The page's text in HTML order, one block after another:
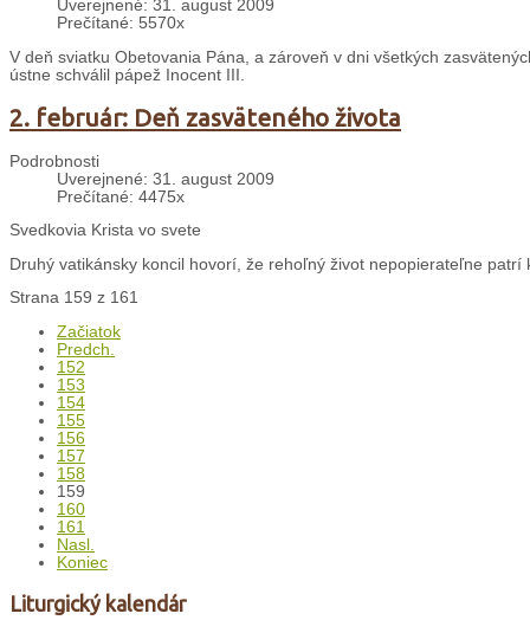
Uverejnené: 31. august 2009
Prečítané: 5570x
V deň sviatku Obetovania Pána, a zároveň v dni všetkých
ústne schválil pápež Inocent III.
2. február: Deň zasväteného života
Podrobnosti
Uverejnené: 31. august 2009
Prečítané: 4475x
Svedkovia Krista vo svete
Druhý vatikánsky koncil hovorí, že rehoľný život nepopierateľne patrí
Strana 159 z 161
Začiatok
Predch.
152
153
154
155
156
157
158
159
160
161
Nasl.
Koniec
Liturgický kalendár